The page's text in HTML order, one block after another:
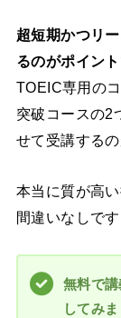
超短期かつリ
るのがポイント
TOEIC専用の
突破コースの2
せて受講する
本当に質が高
間違いなしです
無料で
してみま